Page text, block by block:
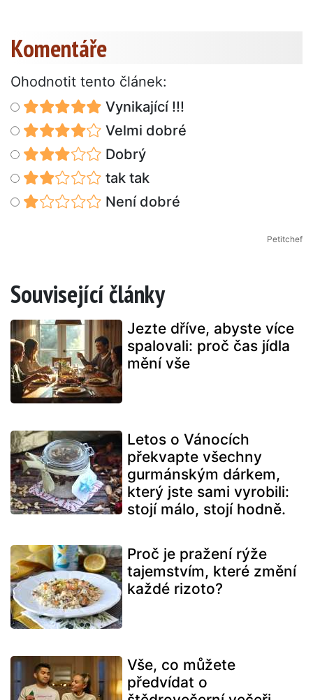
Komentáře
Ohodnotit tento článek:
Vynikající !!!
Velmi dobré
Dobrý
tak tak
Není dobré
Petitchef
Související články
Jezte dříve, abyste více
spalovali: proč čas jídla
mění vše
Letos o Vánocích
překvapte všechny
gurmánským dárkem,
který jste sami vyrobili:
stojí málo, stojí hodně.
Proč je pražení rýže
tajemstvím, které změní
každé rizoto?
Vše, co můžete
předvídat o